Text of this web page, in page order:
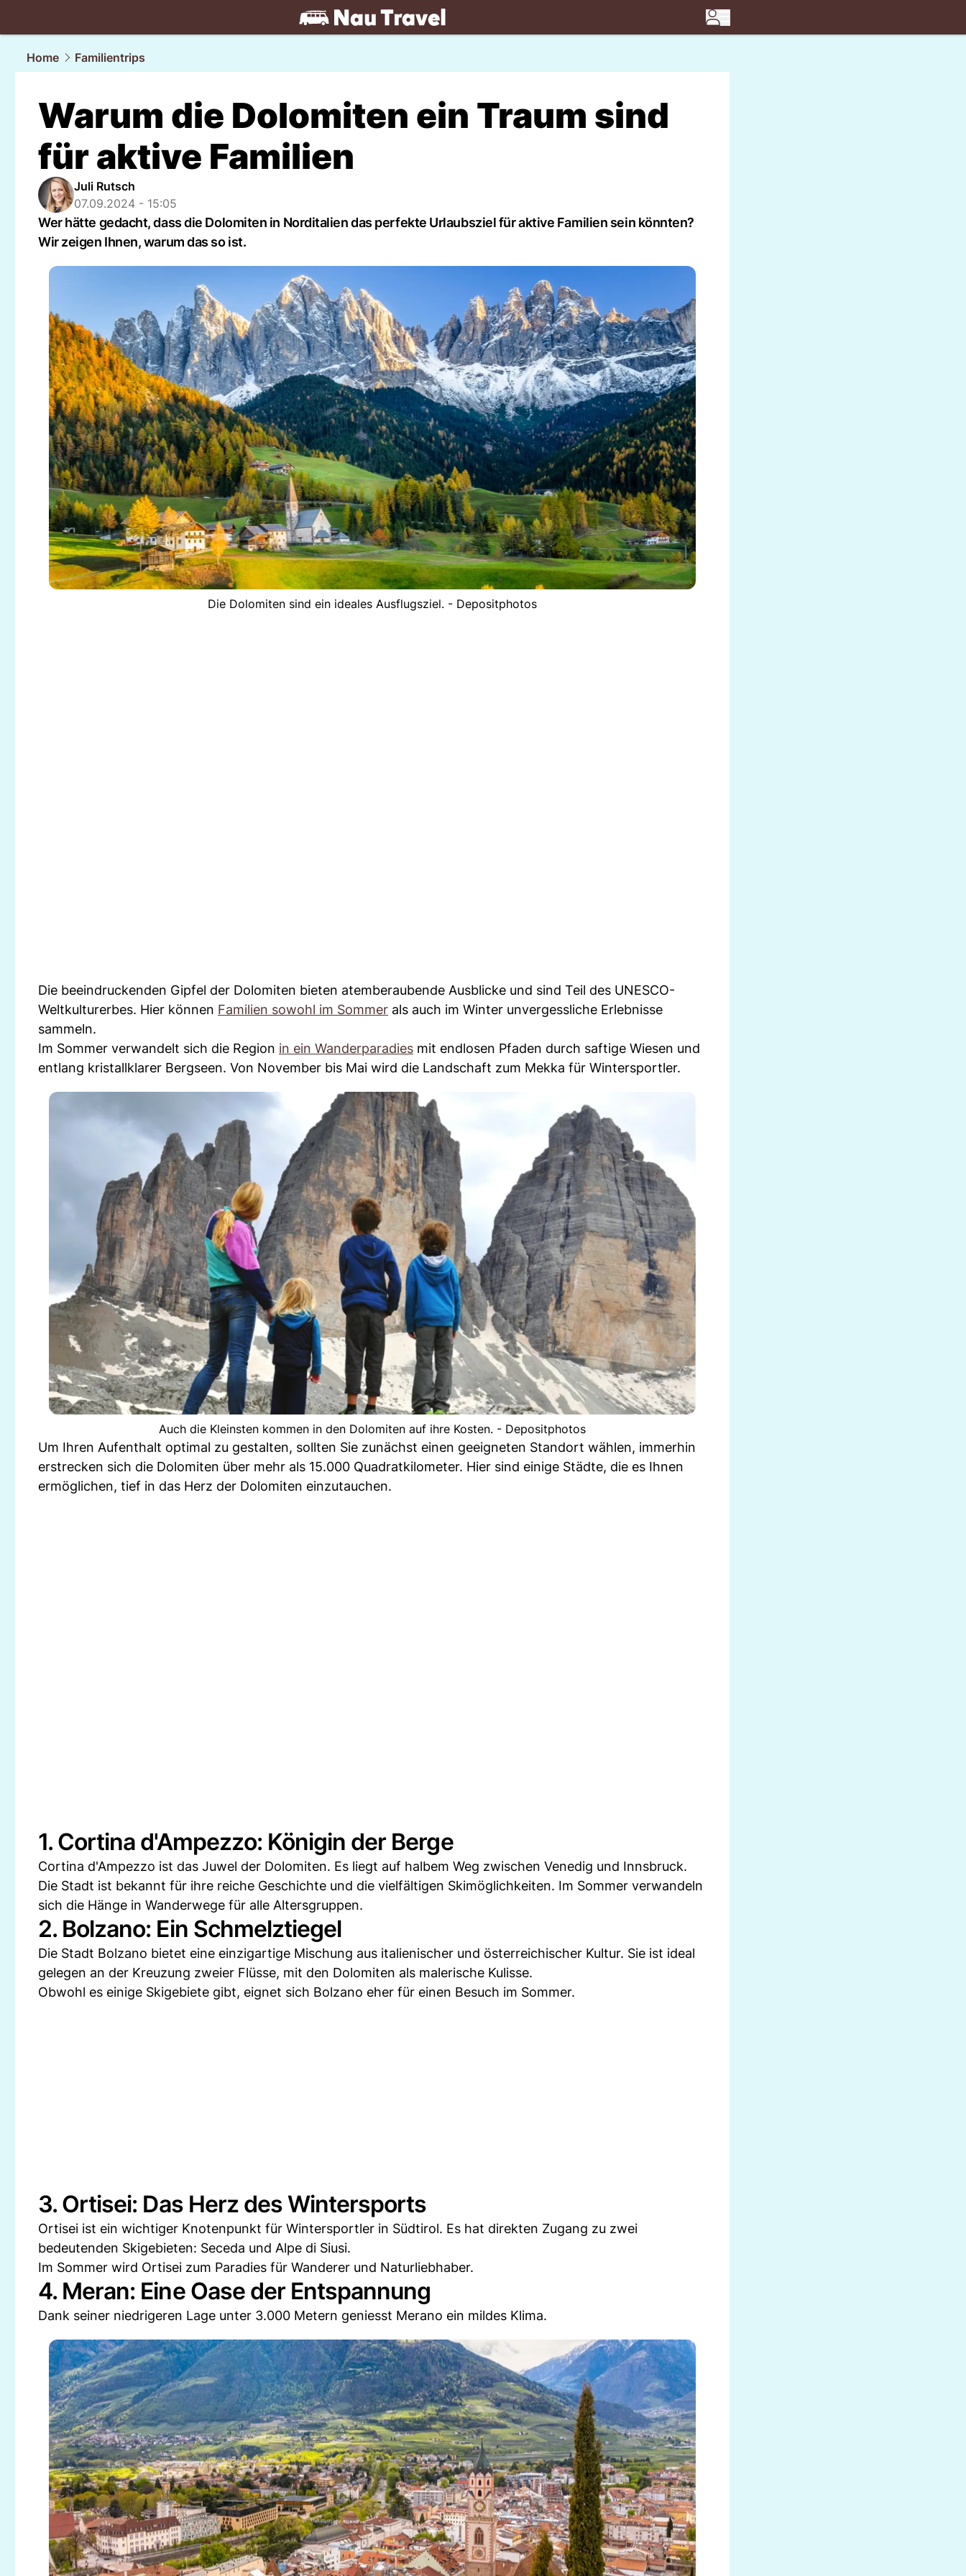
travel.NAU.ch
Home
Familientrips
Warum die Dolomiten ein Traum sind
für aktive Familien
Juli Rutsch
07.09.2024 - 15:05
Wer hätte gedacht, dass die Dolomiten in Norditalien das perfekte Urlaubsziel für aktive Familien sein könnten?
Wir zeigen Ihnen, warum das so ist.
Die Dolomiten sind ein ideales Ausflugsziel. - Depositphotos
Die beeindruckenden Gipfel der Dolomiten bieten atemberaubende Ausblicke und sind Teil des UNESCO-
Weltkulturerbes. Hier können Familien sowohl im Sommer als auch im Winter unvergessliche Erlebnisse
sammeln.
Im Sommer verwandelt sich die Region in ein Wanderparadies mit endlosen Pfaden durch saftige Wiesen und
entlang kristallklarer Bergseen. Von November bis Mai wird die Landschaft zum Mekka für Wintersportler.
Auch die Kleinsten kommen in den Dolomiten auf ihre Kosten. - Depositphotos
Um Ihren Aufenthalt optimal zu gestalten, sollten Sie zunächst einen geeigneten Standort wählen, immerhin
erstrecken sich die Dolomiten über mehr als 15.000 Quadratkilometer. Hier sind einige Städte, die es Ihnen
ermöglichen, tief in das Herz der Dolomiten einzutauchen.
1. Cortina d'Ampezzo: Königin der Berge
Cortina d'Ampezzo ist das Juwel der Dolomiten. Es liegt auf halbem Weg zwischen Venedig und Innsbruck.
Die Stadt ist bekannt für ihre reiche Geschichte und die vielfältigen Skimöglichkeiten. Im Sommer verwandeln
sich die Hänge in Wanderwege für alle Altersgruppen.
2. Bolzano: Ein Schmelztiegel
Die Stadt Bolzano bietet eine einzigartige Mischung aus italienischer und österreichischer Kultur. Sie ist ideal
gelegen an der Kreuzung zweier Flüsse, mit den Dolomiten als malerische Kulisse.
Obwohl es einige Skigebiete gibt, eignet sich Bolzano eher für einen Besuch im Sommer.
3. Ortisei: Das Herz des Wintersports
Ortisei ist ein wichtiger Knotenpunkt für Wintersportler in Südtirol. Es hat direkten Zugang zu zwei
bedeutenden Skigebieten: Seceda und Alpe di Siusi.
Im Sommer wird Ortisei zum Paradies für Wanderer und Naturliebhaber.
4. Meran: Eine Oase der Entspannung
Dank seiner niedrigeren Lage unter 3.000 Metern geniesst Merano ein mildes Klima.